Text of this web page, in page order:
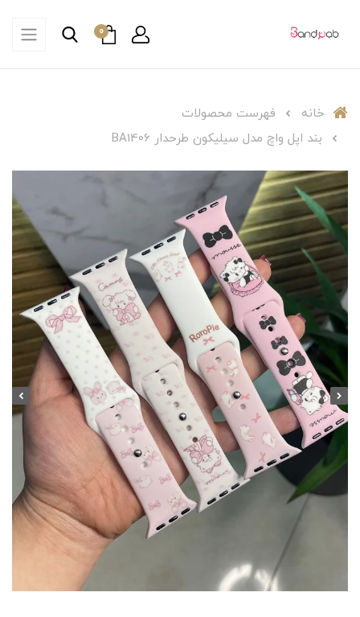
0
خانه
فهرست محصولات
بند اپل واچ مدل سیلیکون طرحدار BA1406